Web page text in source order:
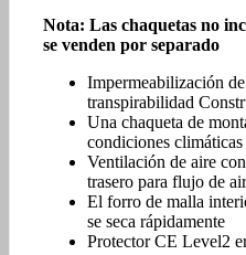
Nota: Las chaquetas no
se venden por separado
Impermeabilización
transpirabilidad
Una chaqueta de
condiciones climáticas
Ventilación de aire
trasero para flujo de
El forro de malla
se seca rápidamente
Protector CE Level2